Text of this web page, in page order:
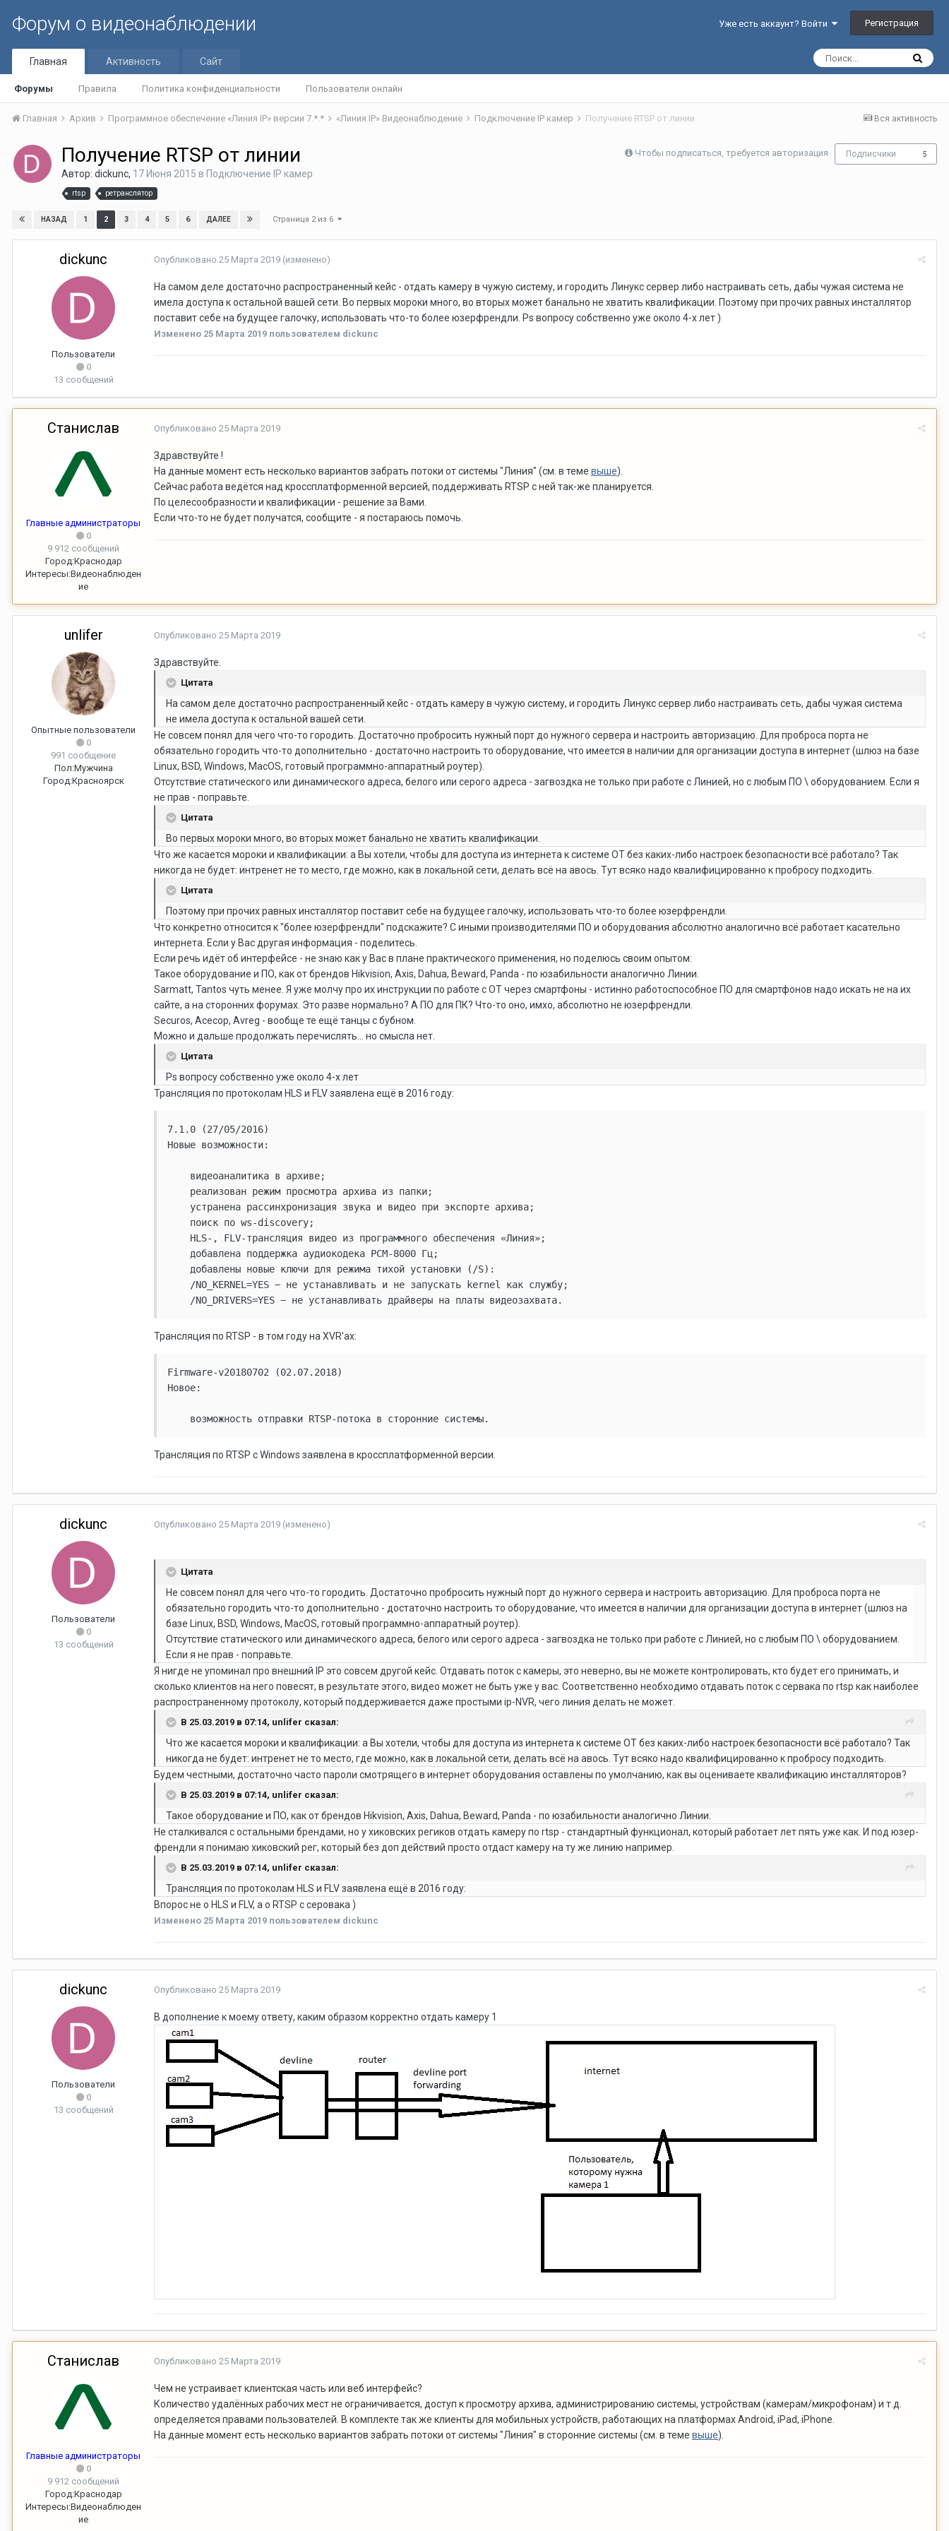
Форум о видеонаблюдении Уже есть аккаунт? Войти Регистрация
Главная
Форумы Правила Политика конфиденциальности Пользователи онлайн
Активность Сайт
Вся активность
Главная Архив Программное обеспечение «Линия IP» версии 7.*.* «Линия IP» Видеонаблюдение Подключение IP камер Получение RTSP от линии
Чтобы подписаться, требуется авторизация Подписчики 5
Получение RTSP от линии
Автор: dickunc, 17 Июня 2015 в Подключение IP камер
rtsp ретранслятор
НАЗАД 1 2 3 4 5 6 ДАЛЕЕ Страница 2 из 6
dickunc
Пользователи
0
13 сообщений
Опубликовано 25 Марта 2019 (изменено)
На самом деле достаточно распространенный кейс - отдать камеру в чужую систему, и городить Линукс сервер либо настраивать сеть, дабы чужая система не
имела доступа к остальной вашей сети. Во первых мороки много, во вторых может банально не хватить квалификации. Поэтому при прочих равных инсталлятор
поставит себе на будущее галочку, использовать что-то более юзерфрендли. Ps вопросу собственно уже около 4-х лет )
Изменено 25 Марта 2019 пользователем dickunc
Станислав
Главные администраторы
0
9 912 сообщений
Город:Краснодар
Интересы:Видеонаблюден
ие
Опубликовано 25 Марта 2019
Здравствуйте !
На данные момент есть несколько вариантов забрать потоки от системы "Линия" (см. в теме выше).
Сейчас работа ведётся над кроссплатформенной версией, поддерживать RTSP с ней так-же планируется.
По целесообразности и квалификации - решение за Вами.
Если что-то не будет получатся, сообщите - я постараюсь помочь.
unlifer
Опытные пользователи
0
991 сообщение
Пол:Мужчина
Город:Красноярск
Опубликовано 25 Марта 2019
Здравствуйте.
Цитата
На самом деле достаточно распространенный кейс - отдать камеру в чужую систему, и городить Линукс сервер либо настраивать сеть, дабы чужая система
не имела доступа к остальной вашей сети.
Не совсем понял для чего что-то городить. Достаточно пробросить нужный порт до нужного сервера и настроить авторизацию. Для проброса порта не
обязательно городить что-то дополнительно - достаточно настроить то оборудование, что имеется в наличии для организации доступа в интернет (шлюз на базе
Linux, BSD, Windows, MacOS, готовый программно-аппаратный роутер).
Отсутствие статического или динамического адреса, белого или серого адреса - загвоздка не только при работе с Линией, но с любым ПО \ оборудованием. Если я
не прав - поправьте.
Цитата
Во первых мороки много, во вторых может банально не хватить квалификации.
Что же касается мороки и квалификации: а Вы хотели, чтобы для доступа из интернета к системе ОТ без каких-либо настроек безопасности всё работало? Так
никогда не будет: интренет не то место, где можно, как в локальной сети, делать всё на авось. Тут всяко надо квалифицированно к пробросу подходить.
Цитата
Поэтому при прочих равных инсталлятор поставит себе на будущее галочку, использовать что-то более юзерфрендли.
Что конкретно относится к "более юзерфрендли" подскажите? С иными производителями ПО и оборудования абсолютно аналогично всё работает касательно
интернета. Если у Вас другая информация - поделитесь.
Если речь идёт об интерфейсе - не знаю как у Вас в плане практического применения, но поделюсь своим опытом:
Такое оборудование и ПО, как от брендов Hikvision, Axis, Dahua, Beward, Panda - по юзабильности аналогично Линии.
Sarmatt, Tantos чуть менее. Я уже молчу про их инструкции по работе с ОТ через смартфоны - истинно работоспособное ПО для смартфонов надо искать не на их
сайте, а на сторонних форумах. Это разве нормально? А ПО для ПК? Что-то оно, имхо, абсолютно не юзерфрендли.
Securos, Acecop, Avreg - вообще те ещё танцы с бубном.
Можно и дальше продолжать перечислять... но смысла нет.
Цитата
Ps вопросу собственно уже около 4-х лет
Трансляция по протоколам HLS и FLV заявлена ещё в 2016 году:
7.1.0 (27/05/2016)
Новые возможности:
    видеоаналитика в архиве;
    реализован режим просмотра архива из папки;
    устранена рассинхронизация звука и видео при экспорте архива;
    поиск по ws-discovery;
    HLS-, FLV-трансляция видео из программного обеспечения «Линия»;
    добавлена поддержка аудиокодека PCM-8000 Гц;
    добавлены новые ключи для режима тихой установки (/S):
    /NO_KERNEL=YES − не устанавливать и не запускать kernel как службу;
Трансляция по RTSP - в том году на XVR'ах:
Firmware-v20180702 (02.07.2018)
Новое:
    возможность отправки RTSP-потока в сторонние системы.
Трансляция по RTSP с Windows заявлена в кроссплатформенной версии.
dickunc
Пользователи
0
13 сообщений
Опубликовано 25 Марта 2019 (изменено)
Цитата
Не совсем понял для чего что-то городить. Достаточно пробросить нужный порт до нужного сервера и настроить авторизацию. Для проброса порта не
обязательно городить что-то дополнительно - достаточно настроить то оборудование, что имеется в наличии для организации доступа в интернет (шлюз на
базе Linux, BSD, Windows, MacOS, готовый программно-аппаратный роутер).
Отсутствие статического или динамического адреса, белого или серого адреса - загвоздка не только при работе с Линией, но с любым ПО \ оборудованием.
Если я не прав - поправьте.
Я нигде не упоминал про внешний IP это совсем другой кейс. Отдавать поток с камеры, это неверно, вы не можете контролировать, кто будет его принимать, и
сколько клиентов на него повесят, в результате этого, видео может не быть уже у вас. Соответственно необходимо отдавать поток с сервака по rtsp как наиболее
распространенному протоколу, который поддерживается даже простыми ip-NVR, чего линия делать не может.
В 25.03.2019 в 07:14, unlifer сказал:
Что же касается мороки и квалификации: а Вы хотели, чтобы для доступа из интернета к системе ОТ без каких-либо настроек безопасности всё работало? Так
никогда не будет: интренет не то место, где можно, как в локальной сети, делать всё на авось. Тут всяко надо квалифицированно к пробросу подходить.
Будем честными, достаточно часто пароли смотрящего в интернет оборудования оставлены по умолчанию, как вы оцениваете квалификацию инсталляторов?
В 25.03.2019 в 07:14, unlifer сказал:
Такое оборудование и ПО, как от брендов Hikvision, Axis, Dahua, Beward, Panda - по юзабильности аналогично Линии.
Не сталкивался с остальными брендами, но у хиковских региков отдать камеру по rtsp - стандартный функционал, который работает лет пять уже как. И под юзер-
френдли я понимаю хиковский рег, который без доп действий просто отдаст камеру на ту же линию например.
В 25.03.2019 в 07:14, unlifer сказал:
Трансляция по протоколам HLS и FLV заявлена ещё в 2016 году:
Впорос не о HLS и FLV, а о RTSP с серовака )
Изменено 25 Марта 2019 пользователем dickunc
dickunc
Пользователи
0
13 сообщений
Опубликовано 25 Марта 2019
В дополнение к моему ответу, каким образом корректно отдать камеру 1
Станислав
Главные администраторы
0
9 912 сообщений
Город:Краснодар
Интересы:Видеонаблюден
ие
Опубликовано 25 Марта 2019
Чем не устраивает клиентская часть или веб интерфейс?
Количество удалённых рабочих мест не ограничивается, доступ к просмотру архива, администрированию системы, устройствам (камерам/микрофонам) и т.д.
определяется правами пользователей. В комплекте так же клиенты для мобильных устройств, работающих на платформах Android, iPad, iPhone.
На данные момент есть несколько вариантов забрать потоки от системы "Линия" в сторонние системы (см. в теме выше).